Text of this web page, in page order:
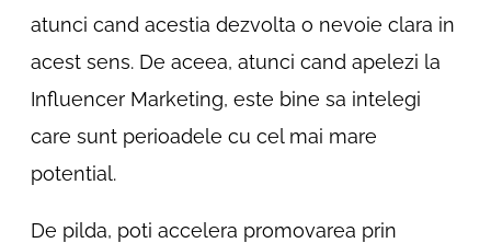
atunci cand acestia dezvolta o nevoie clara in
acest sens. De aceea, atunci cand apelezi la
Influencer Marketing, este bine sa intelegi
care sunt perioadele cu cel mai mare
potential.
De pilda, poti accelera promovarea prin